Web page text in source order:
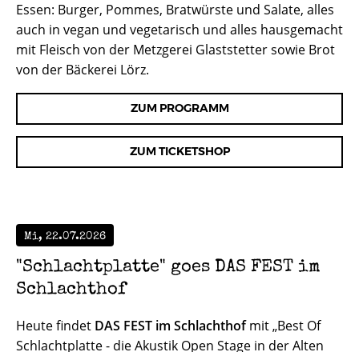
Essen: Burger, Pommes, Bratwürste und Salate, alles
auch in vegan und vegetarisch und alles hausgemacht
mit Fleisch von der Metzgerei Glaststetter sowie Brot
von der Bäckerei Lörz.
ZUM PROGRAMM
ZUM TICKETSHOP
Mi, 22.07.2026
"Schlachtplatte" goes DAS FEST im
Schlachthof
Heute findet DAS FEST im Schlachthofmit „Best Of
Schlachtplatte - die Akustik Open Stage in der Alten